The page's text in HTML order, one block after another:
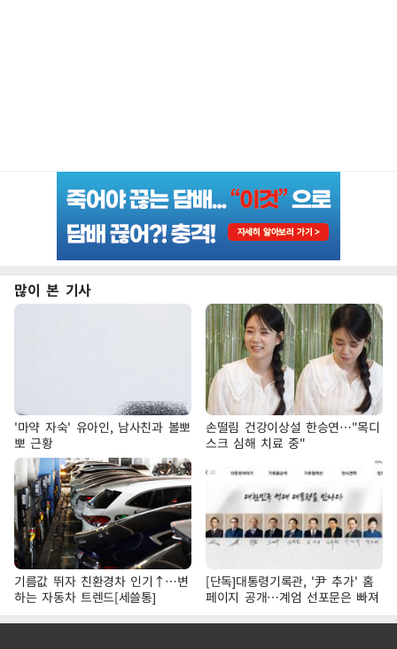
많이 본 기사
'마약 자숙' 유아인, 남사친과 볼뽀
뽀 근황
손떨림 건강이상설 한승연…"목디
스크 심해 치료 중"
기름값 뛰자 친환경차 인기↑…변
하는 자동차 트렌드[세쓸통]
[단독]대통령기록관, '尹 추가' 홈
페이지 공개…계엄 선포문은 빠져